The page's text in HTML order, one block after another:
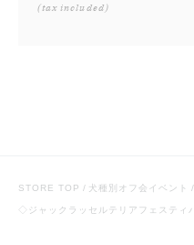
(tax included)
STORE TOP 犬種別オフ会イベント
◇ジャックラッセルテリアフェステ